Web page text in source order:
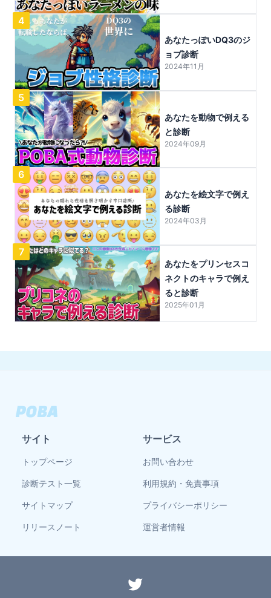
4
あなたっぽいDQ3のジ
ョブ診断
2024年11月
5
あなたを動物で例える
と診断
2024年09月
6
あなたを絵文字で例え
る診断
2024年03月
7
あなたをプリンセスコ
ネクトのキャラで例え
ると診断
2025年01月
サイト
トップページ
診断テスト一覧
サイトマップ
リリースノート
サービス
お問い合わせ
利用規約・免責事項
プライバシーポリシー
運営者情報